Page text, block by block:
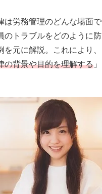
は労務管理のどんな場面
のトラブルをどのように
を元に解説。これにより
の背景や目的を理解する